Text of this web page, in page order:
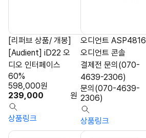
[리퍼브 상품/ 개봉]
[Audient] iD22 오
디오 인터페이스
239,000 원
598,000원
60%
상품링크
오디언트 ASP4816
오디언트 콘솔
결제전 문의(070-
4639-2306)
문의(070-4639-
2306)
상품링크